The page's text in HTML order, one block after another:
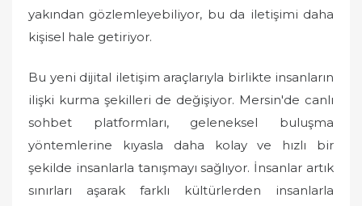
yakından gözlemleyebiliyor, bu da iletişimi daha
kişisel hale getiriyor.
Bu yeni dijital iletişim araçlarıyla birlikte insanların
ilişki kurma şekilleri de değişiyor. Mersin'de canlı
sohbet platformları, geleneksel buluşma
yöntemlerine kıyasla daha kolay ve hızlı bir
şekilde insanlarla tanışmayı sağlıyor. İnsanlar artık
sınırları aşarak farklı kültürlerden insanlarla